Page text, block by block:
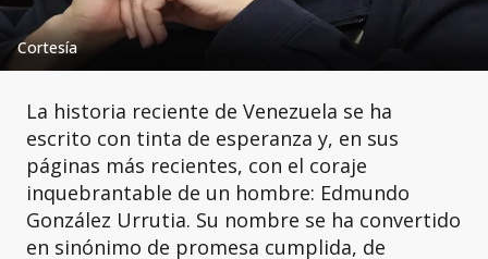
Cortesía
La historia reciente de Venezuela se ha
escrito con tinta de esperanza y, en sus
páginas más recientes, con el coraje
inquebrantable de un hombre: Edmundo
González Urrutia. Su nombre se ha convertido
en sinónimo de promesa cumplida, de